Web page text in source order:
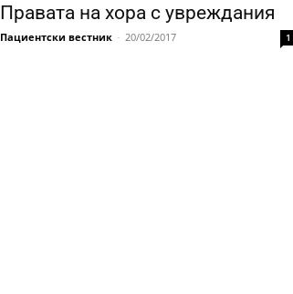
Правата на хора с увреждания
Пациентски вестник - 20/02/2017 1